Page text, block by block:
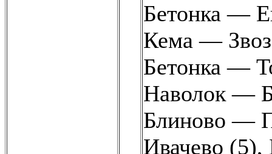
Бетонка —
Кема —
Бетонка —
Наволок —
Блиново —
Ивачево (5),